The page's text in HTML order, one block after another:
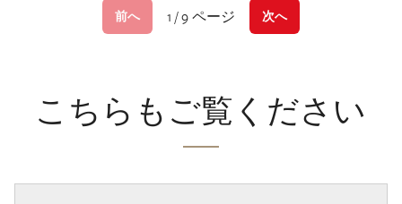
前へ 1 / 9 ページ 次へ
こちらもご覧ください